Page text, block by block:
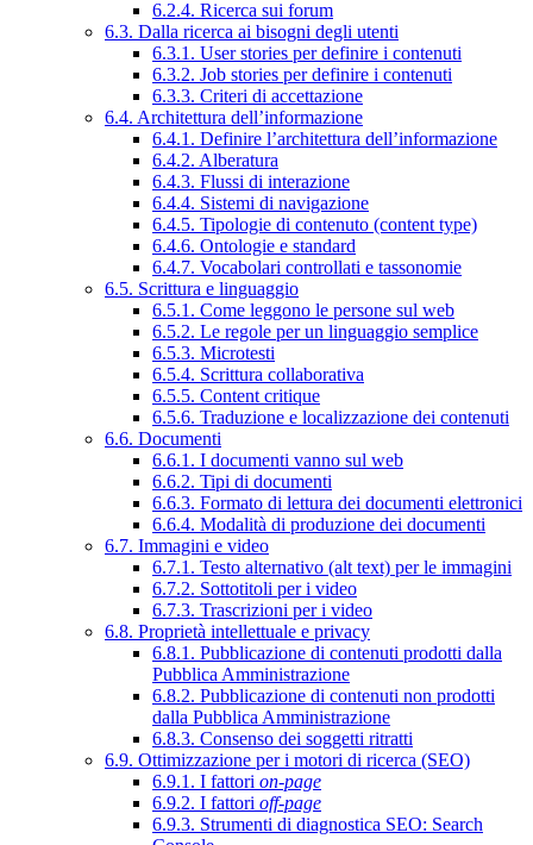
6.2.4. Ricerca sui forum
6.3. Dalla ricerca ai bisogni degli utenti
6.3.1. User stories per definire i contenuti
6.3.2. Job stories per definire i contenuti
6.3.3. Criteri di accettazione
6.4. Architettura dell’informazione
6.4.1. Definire l’architettura dell’informazione
6.4.2. Alberatura
6.4.3. Flussi di interazione
6.4.4. Sistemi di navigazione
6.4.5. Tipologie di contenuto (content type)
6.4.6. Ontologie e standard
6.4.7. Vocabolari controllati e tassonomie
6.5. Scrittura e linguaggio
6.5.1. Come leggono le persone sul web
6.5.2. Le regole per un linguaggio semplice
6.5.3. Microtesti
6.5.4. Scrittura collaborativa
6.5.5. Content critique
6.5.6. Traduzione e localizzazione dei contenuti
6.6. Documenti
6.6.1. I documenti vanno sul web
6.6.2. Tipi di documenti
6.6.3. Formato di lettura dei documenti elettronici
6.6.4. Modalità di produzione dei documenti
6.7. Immagini e video
6.7.1. Testo alternativo (alt text) per le immagini
6.7.2. Sottotitoli per i video
6.7.3. Trascrizioni per i video
6.8. Proprietà intellettuale e privacy
6.8.1. Pubblicazione di contenuti prodotti dalla
Pubblica Amministrazione
6.8.2. Pubblicazione di contenuti non prodotti
dalla Pubblica Amministrazione
6.8.3. Consenso dei soggetti ritratti
6.9. Ottimizzazione per i motori di ricerca (SEO)
6.9.1. I fattori on-page
6.9.2. I fattori off-page
6.9.3. Strumenti di diagnostica SEO: Search